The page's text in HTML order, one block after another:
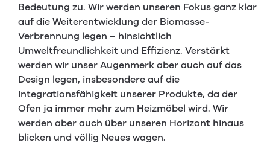
Bedeutung zu. Wir werden unseren Fokus ganz klar
auf die Weiterentwicklung der Biomasse-
Verbrennung legen – hinsichtlich
Umweltfreundlichkeit und Effizienz. Verstärkt
werden wir unser Augenmerk aber auch auf das
Design legen, insbesondere auf die
Integrationsfähigkeit unserer Produkte, da der
Ofen ja immer mehr zum Heizmöbel wird. Wir
werden aber auch über unseren Horizont hinaus
blicken und völlig Neues wagen.